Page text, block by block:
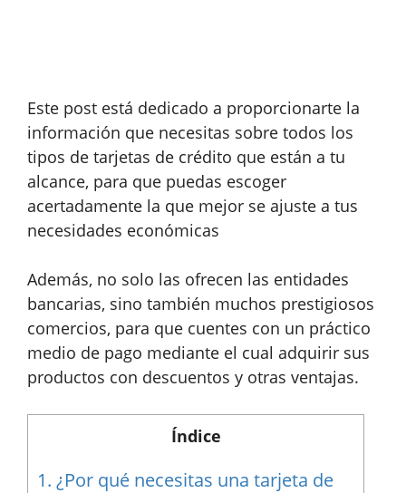
Este post está dedicado a proporcionarte la
información que necesitas sobre todos los
tipos de tarjetas de crédito que están a tu
alcance, para que puedas escoger
acertadamente la que mejor se ajuste a tus
necesidades económicas
Además, no solo las ofrecen las entidades
bancarias, sino también muchos prestigiosos
comercios, para que cuentes con un práctico
medio de pago mediante el cual adquirir sus
productos con descuentos y otras ventajas.
Índice
1. ¿Por qué necesitas una tarjeta de